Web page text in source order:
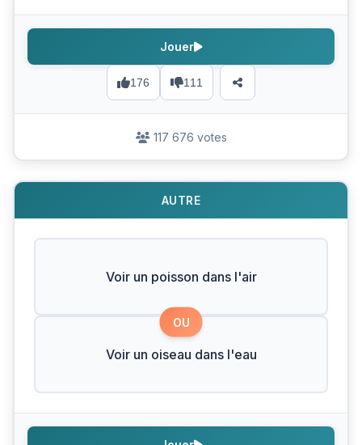
176 111
Jouer
117 676 votes
AUTRE
Voir un poisson dans l'air
OU
Voir un oiseau dans l'eau